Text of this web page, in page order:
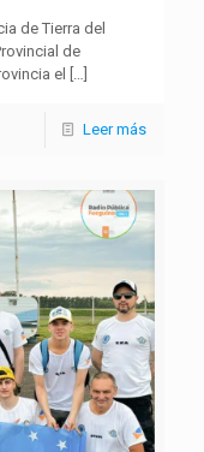
de Tierra del
de
el […]
Leer más